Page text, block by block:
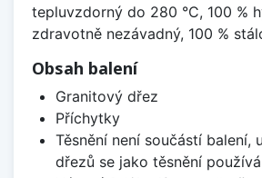
tepluvzdorný do 280 °C, 100 %
zdravotně nezávadný, 100 %
Obsah balení
Granitový dřez
Příchytky
Těsnění není součástí balení,
dřezů se jako těsnění